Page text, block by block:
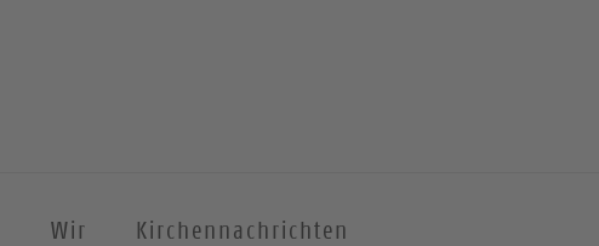
Wir Kirchennachrichten